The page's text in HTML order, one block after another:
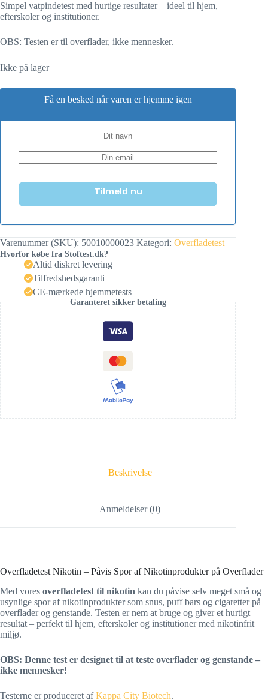
Simpel vatpindetest med hurtige resultater – ideel til hjem,
efterskoler og institutioner.
OBS: Testen er til overflader, ikke mennesker.
Ikke på lager
Få en besked når varen er hjemme igen
Tilmeld nu
Varenummer (SKU): 50010000023 Kategori: Overfladetest
Hvorfor købe fra Stoftest.dk?
Altid diskret levering
Tilfredshedsgaranti
CE-mærkede hjemmetests
Garanteret sikker betaling
Beskrivelse
Anmeldelser (0)
Overfladetest Nikotin – Påvis Spor af Nikotinprodukter på Overflader
Med vores overfladetest til nikotin kan du påvise selv meget små og
usynlige spor af nikotinprodukter som snus, puff bars og cigaretter på
overflader og genstande. Testen er nem at bruge og giver et hurtigt
resultat – perfekt til hjem, efterskoler og institutioner med nikotinfrit
miljø.
OBS: Denne test er designet til at teste overflader og genstande –
ikke mennesker!
Testerne er produceret afKappa City Biotech.